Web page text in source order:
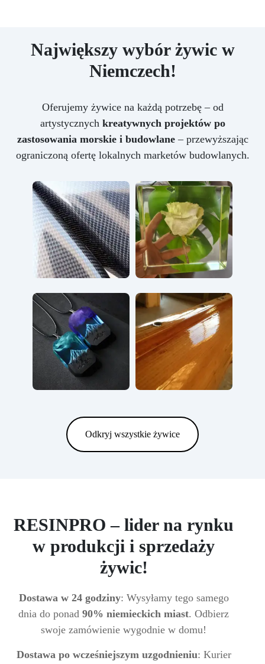
Największy wybór żywic w
Niemczech!
Oferujemy żywice na każdą potrzebę – od
artystycznych kreatywnych projektów po
zastosowania morskie i budowlane– przewyższając
ograniczoną ofertę lokalnych marketów budowlanych.
Odkryj wszystkie żywice
RESINPRO – lider na rynku
w produkcji i sprzedaży
żywic!
Dostawa w 24 godziny: Wysyłamy tego samego
dnia do ponad 90% niemieckich miast. Odbierz
swoje zamówienie wygodnie w domu!
Dostawa po wcześniejszym uzgodnieniu: Kurier